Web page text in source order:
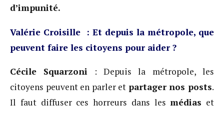
d’impunité.
Valérie Croisille : Et depuis la métropole, que
peuvent faire les citoyens pour aider ?
Cécile Squarzoni
: Depuis la métropole, les
citoyens peuvent en parler et partager nos posts.
Il faut diffuser ces horreurs dans lesmédias et